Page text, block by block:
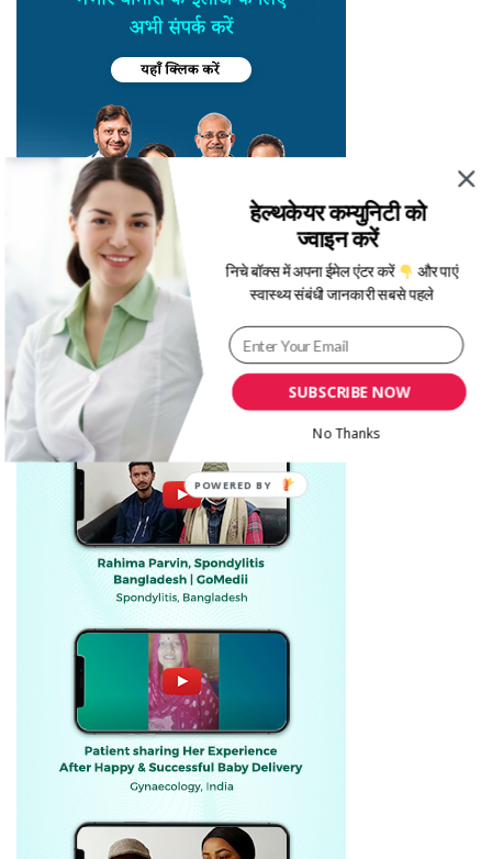
SUBSCRIBE NOW
हेल्थकेयर कम्युनिटी को
ज्वाइन करें
निचे बॉक्स में अपना ईमेल एंटर करें और पाएं
स्वास्थ्य संबंधी जानकारी सबसे पहले
No Thanks
POWERED BY